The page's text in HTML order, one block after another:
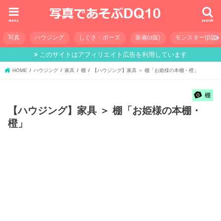
search
menu
写真 ハウジング しぐさ・ポーズ 装備(α版) モンスター(β版)
このサイトはアフィリエイト広告を利用しています
HOME ハウジング 家具 棚 【ハウジング】家具 ＞ 棚「お姫様の本棚・橙」
棚
【ハウジング】家具 ＞ 棚「お姫様の本棚・
橙」